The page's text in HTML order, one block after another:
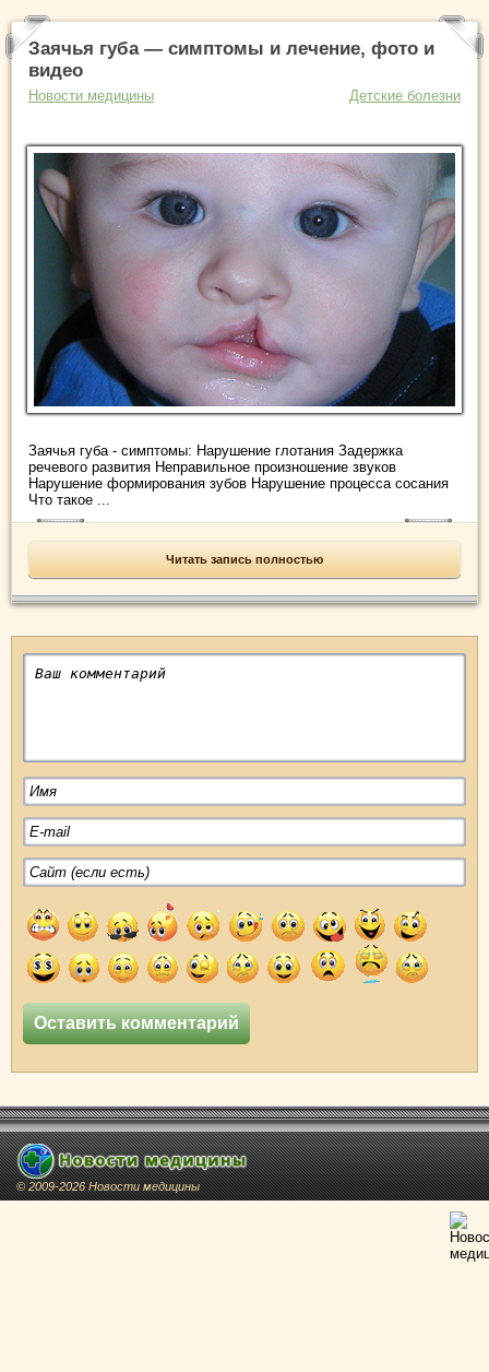
Заячья губа — симптомы и лечение, фото и
видео
Новости медицины Детские болезни
Заячья губа - симптомы: Нарушение глотания Задержка
речевого развития Неправильное произношение звуков
Нарушение формирования зубов Нарушение процесса сосания
Что такое ...
Читать запись полностью
© 2009-2026 Новости медицины